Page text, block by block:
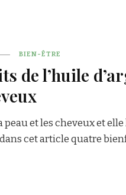
BIEN-ÊTRE
de l’huile
peau et les cheveux et
cet article quatre